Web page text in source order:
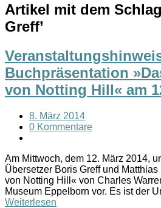
Artikel mit dem
Greff’
Buchpräsentation
von Notting Hill« am
8. März 2014
0 Kommentare
Am Mittwoch, dem 12. März 2014,
Übersetzer Boris Greff und
von Notting Hill« von Charles
Museum Eppelborn vor. Es ist der
Weiterlesen